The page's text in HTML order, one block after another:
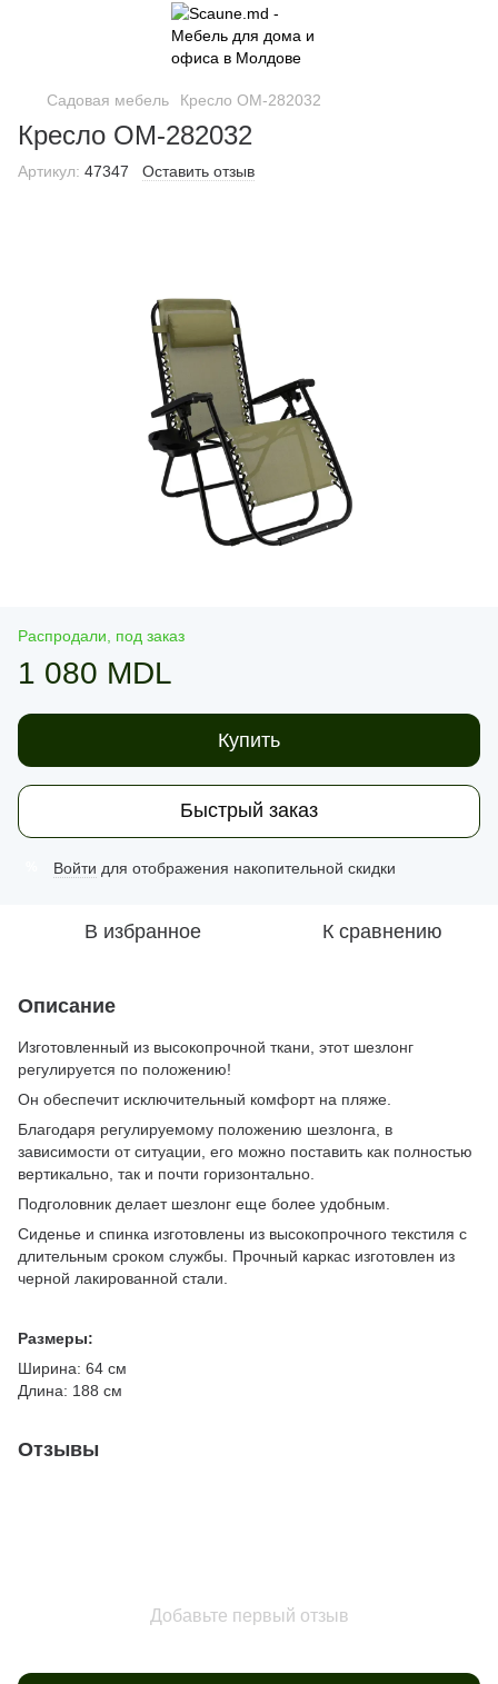
Садовая мебель Кресло OM-282032
Кресло OM-282032
Артикул: 47347 Оставить отзыв
Распродали, под заказ
1 080 MDL
Купить
Быстрый заказ
Войти для отображения накопительной скидки
В избранное К сравнению
Описание
Изготовленный из высокопрочной ткани, этот шезлонг
регулируется по положению!
Он обеспечит исключительный комфорт на пляже.
Благодаря регулируемому положению шезлонга, в
зависимости от ситуации, его можно поставить как полностью
вертикально, так и почти горизонтально.
Подголовник делает шезлонг еще более удобным.
Сиденье и спинка изготовлены из высокопрочного текстиля с
длительным сроком службы. Прочный каркас изготовлен из
черной лакированной стали.
Размеры:
Ширина: 64 см
Длина: 188 см
Отзывы
Добавьте первый отзыв